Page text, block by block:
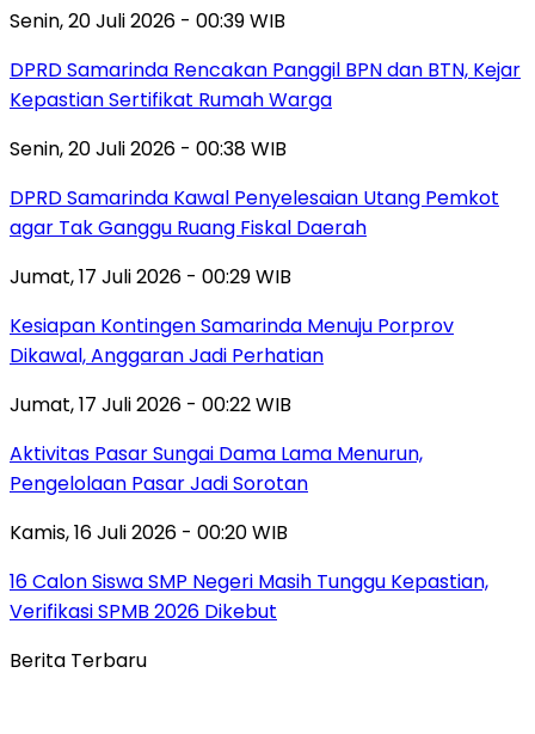
Senin, 20 Juli 2026 - 00:39 WIB
DPRD Samarinda Rencakan Panggil BPN dan BTN, Kejar
Kepastian Sertifikat Rumah Warga
Senin, 20 Juli 2026 - 00:38 WIB
DPRD Samarinda Kawal Penyelesaian Utang Pemkot
agar Tak Ganggu Ruang Fiskal Daerah
Jumat, 17 Juli 2026 - 00:29 WIB
Kesiapan Kontingen Samarinda Menuju Porprov
Dikawal, Anggaran Jadi Perhatian
Jumat, 17 Juli 2026 - 00:22 WIB
Aktivitas Pasar Sungai Dama Lama Menurun,
Pengelolaan Pasar Jadi Sorotan
Kamis, 16 Juli 2026 - 00:20 WIB
16 Calon Siswa SMP Negeri Masih Tunggu Kepastian,
Verifikasi SPMB 2026 Dikebut
Berita Terbaru